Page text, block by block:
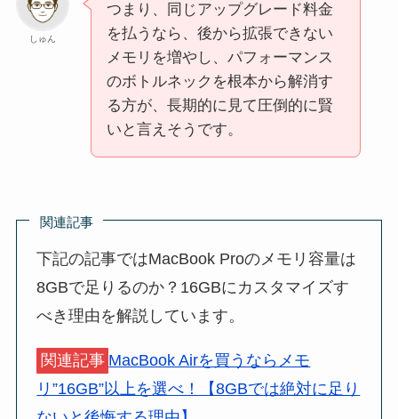
しゅん
つまり、同じアップグレード料金
を払うなら、後から拡張できない
メモリを増やし、パフォーマンス
のボトルネックを根本から解消す
る方が、長期的に見て圧倒的に賢
いと言えそうです。
関連記事
下記の記事ではMacBook Proのメモリ容量は
8GBで足りるのか？16GBにカスタマイズす
べき理由を解説しています。
関連記事 MacBook Airを買うならメモ
リ”16GB”以上を選べ！【8GBでは絶対に足り